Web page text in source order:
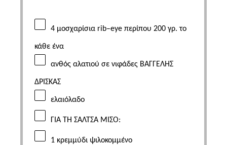
4 μοσχαρίσια rib–eyeπερίπου 200 γρ. το
κάθε ένα
ανθός αλατιού σε νιφάδες ΒΑΓΓΕΛΗΣ
ΔΡΙΣΚΑΣ
ελαιόλαδο
ΓΙΑ ΤΗ ΣΑΛΤΣΑ ΜΙΣΟ:
1 κρεμμύδι ψιλοκομμένο